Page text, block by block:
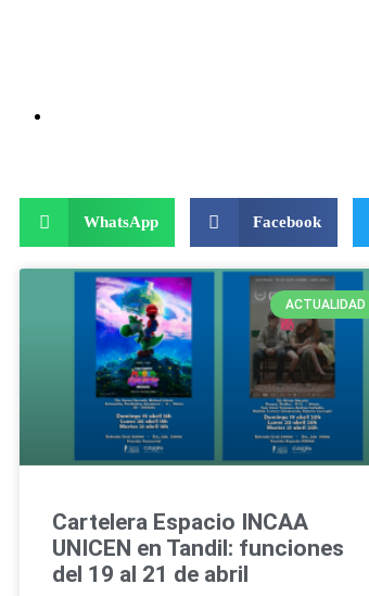
WhatsApp Facebook
ACTUALIDAD
Cartelera Espacio INCAA
UNICEN en Tandil: funciones
del 19 al 21 de abril